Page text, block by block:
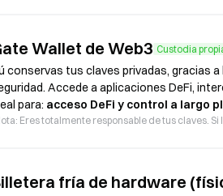
Wallet de Web3 Custodia
conservas tus claves privadas, gracias
Accede a aplicaciones DeFi,
para: acceso DeFi y control a largo
Eres totalmente responsable de tus claves.
fría de hardware